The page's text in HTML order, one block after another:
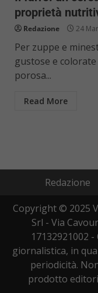
proprietà
Redazione 24
Per zuppe e
gustose e
porosa...
Read More
Redazione
Copyright © 2025
Srl - Via
17132921002
giornalistica, in
periodicità.
prodotto